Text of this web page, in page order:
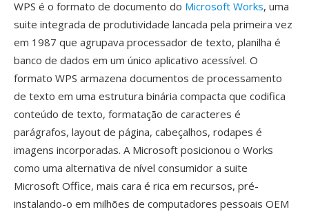
WPS é o formato de documento do Microsoft Works, uma
suite integrada de produtividade lancada pela primeira vez
em 1987 que agrupava processador de texto, planilha é
banco de dados em um único aplicativo acessível. O
formato WPS armazena documentos de processamento
de texto em uma estrutura binária compacta que codifica
conteúdo de texto, formatação de caracteres é
parágrafos, layout de página, cabeçalhos, rodapes é
imagens incorporadas. A Microsoft posicionou o Works
como uma alternativa de nível consumidor a suite
Microsoft Office, mais cara é rica em recursos, pré-
instalando-o em milhões de computadores pessoais OEM